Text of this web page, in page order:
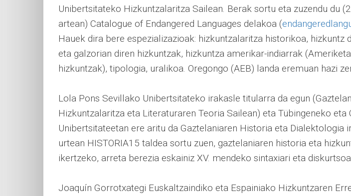
Unibertsitateko Hizkuntzalaritza Sailean. Berak sortu eta zuzendu du
artean) Catalogue of Endangered Languages delakoa (
Hauek dira bere espezializazioak: hizkuntzalaritza historikoa, hizkuntz
eta galzorian diren hizkuntzak, hizkuntza amerikar-indiarrak
hizkuntzak), tipologia, uralikoa. Oregongo (AEB) landa eremuan hazi
Lola Pons Sevillako Unibertsitateko irakasle titularra da egun
Hizkuntzalaritza eta Literaturaren Teoria Sailean) eta Tübingeneko eta
Unibertsitateetan ere aritu da Gaztelaniaren Historia eta Dialektologia
urtean HISTORIA15 taldea sortu zuen, gaztelaniaren historia eta
ikertzeko, arreta berezia eskainiz XV. mendeko sintaxiari eta
Joaquín Gorrotxategi Euskaltzaindiko eta Espainiako Hizkuntzaren